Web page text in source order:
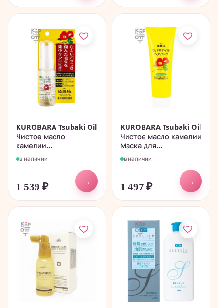
KUROBARA Tsubaki Oil
Чистое масло
камелии...
в наличии
1 539 ₽
→
KUROBARA Tsubaki Oil
Чистое масло камелии
Маска для...
в наличии
1 497 ₽
→